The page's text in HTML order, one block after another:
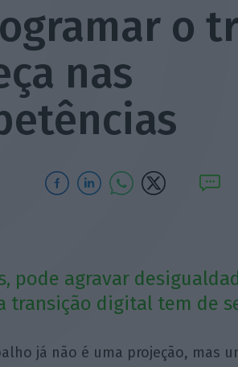
o
nas
pode agravar
transição digital tem de
já não é uma projeção, mas